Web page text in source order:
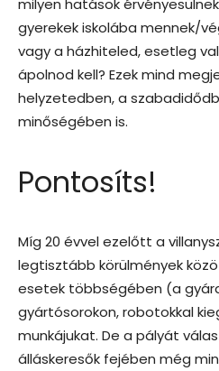
milyen hatások
gyerekek iskolába mennek/
vagy a házhiteled, esetleg
ápolnod kell? Ezek mind
helyzetedben, a
minőségében is.
Pontosíts!
Míg 20 évvel ezelőtt a
legtisztább körülmények
esetek többségében (a
gyártósorokon, robotokkal
munkájukat. De a pályát
álláskeresők fejében még